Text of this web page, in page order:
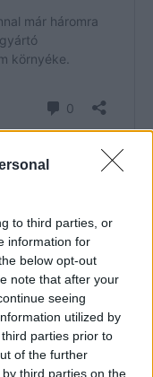
to third parties, or
information for
below opt-out
note that after your
seeing
utilized by
parties prior to
of the further
third parties on the
megmarad a kínai
vagyis, hogy
lenne rá, főleg
lenne nehéz az
is közel 12
vélhetően benne